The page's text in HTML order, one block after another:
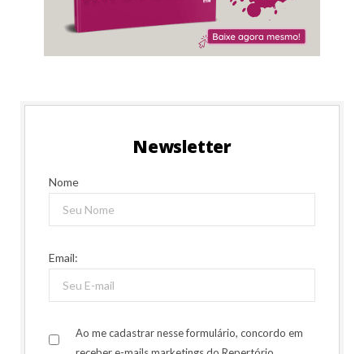
Newsletter
Nome
Email:
Ao me cadastrar nesse formulário, concordo em